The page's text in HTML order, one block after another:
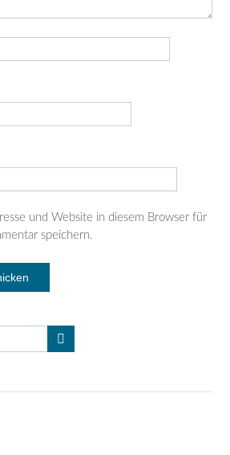
und Website in diesem Browser für
speichern.